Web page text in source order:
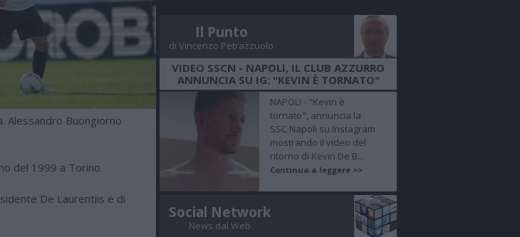
Alessandro Buongiorno
del 1999 a Torino.
De Laurentiis e di
Il Punto
di Vincenzo Petrazzuolo
VIDEO SSCN - NAPOLI, IL CLUB AZZURRO
ANNUNCIA SU IG: "KEVIN È TORNATO"
NAPOLI - "Kevin è
tornato", annuncia la
SSC Napoli su Instagram
mostrando il video del
ritorno di Kevin De B...
Continua a leggere >>
Social Network
News dal Web